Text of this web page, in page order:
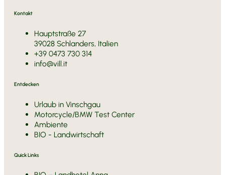
Kontakt
Hauptstraße 27
39028 Schlanders, Italien
+39 0473 730 314
info@vill.it
Entdecken
Urlaub in Vinschgau
Motorcycle/BMW Test Center
Ambiente
BIO - Landwirtschaft
Quick Links